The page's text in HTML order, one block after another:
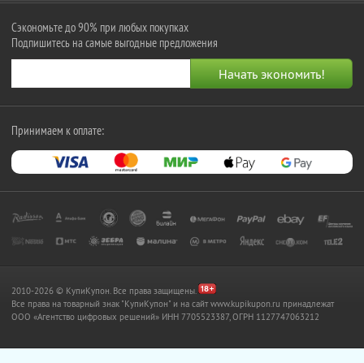
Сэкономьте до 90% при любых покупках
Подпишитесь на самые выгодные предложения
Принимаем к оплате:
2010-2026 © КупиКупон. Все права защищены.
Все права на товарный знак "КупиКупон" и на сайт www.kupikupon.ru принадлежат
OOO «Агентство цифровых решений» ИНН 7705523387, ОГРН 1127747063212